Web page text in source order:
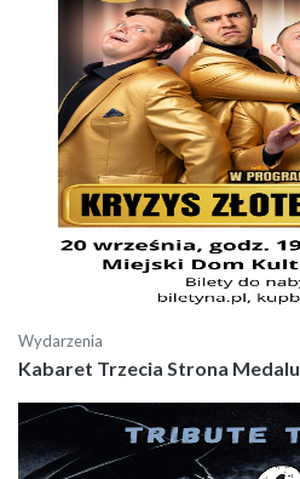
Wydarzenia
Kabaret Trzecia Strona Medalu